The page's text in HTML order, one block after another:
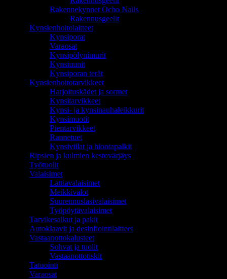
Rakennekynnet Ocho Nails
Rakennusgeelit
Kynsienhoitolaitteet
Kynsiporat
Varaosat
Kynsipölynimurit
Kynsiuunit
Kynsiporan terät
Kynsienhoitotarvikkeet
Harjoituskädet ja sormet
Kynsitarvikkeet
Kynsi- ja kynsinauhaleikkurit
Kynsimuotit
Pientarvikkeet
Rannetuet
Kynsiviilat ja hiontapalkit
Ripsien ja kulmien kestovärjäys
Työtuolit
Valaisimet
Lattiavalaisimet
Meikkivalot
Suurennuslasivalaisimet
Työpöytävalaisimet
Tarvikesalkut ja pakit
Autoklaavit ja desinfiointilaitteet
Vastaanottokalusteet
Sohvat ja tuolit
Vastaanottotiskit
Tatuointi
Varaosat